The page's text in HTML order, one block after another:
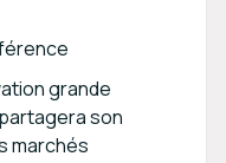
grande
son
marchés